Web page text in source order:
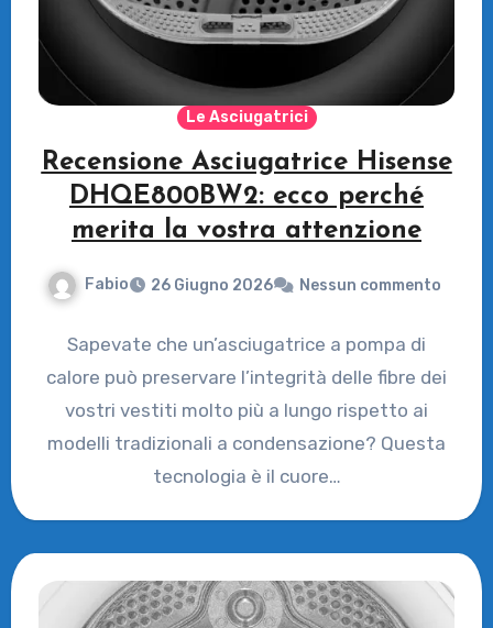
Le Asciugatrici
Recensione Asciugatrice Hisense
DHQE800BW2: ecco perché
merita la vostra attenzione
Fabio 26 Giugno 2026 Nessun commento
Sapevate che un’asciugatrice a pompa di
calore può preservare l’integrità delle fibre dei
vostri vestiti molto più a lungo rispetto ai
modelli tradizionali a condensazione? Questa
tecnologia è il cuore…